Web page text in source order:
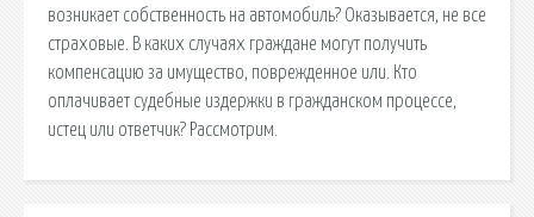
возникает собственность на автомобиль? Оказывается, не все
страховые. В каких случаях граждане могут получить
компенсацию за имущество, поврежденное или. Кто
оплачивает судебные издержки в гражданском процессе,
истец или ответчик? Рассмотрим.